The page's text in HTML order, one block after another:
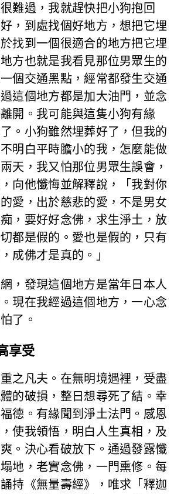
難過，我就趕快把小狗抱回
，到處找個好地方，想把它埋
找到一個很適合的地方把它埋
方也就是我看見那位男眾生的
個交通黑點，經常都發生交通
這個地方都是加大油門，並念
開。我可能與這隻小狗有緣
。小狗雖然埋葬好了，但我的
明白平時膽小的我，怎麼能做
天，我又怕那位男眾生誤會，
向他懺悔並解釋說，「我對你
愛，出於慈悲的愛，不是男女
，要好好念佛，求生淨土，放
都是假的。愛也是假的，只有
成佛才是真的。」
，發現這個地方是當年日本人
現在我經過這個地方，一心念
了。
享受
之凡夫。在無明境遇裡，受盡
的破損，整日想尋死了結。幸
德。有緣聞到淨土法門。感恩
使我領悟，明白人生真相，及
。決心看破放下。通過發露懺
地，老實念佛，一門熏修。每
持《無量壽經》，唯求「釋迦